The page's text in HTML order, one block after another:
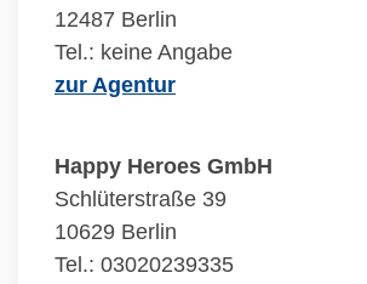
12487 Berlin
Tel.: keine Angabe
zur Agentur
Happy Heroes GmbH
Schlüterstraße 39
10629 Berlin
Tel.: 03020239335